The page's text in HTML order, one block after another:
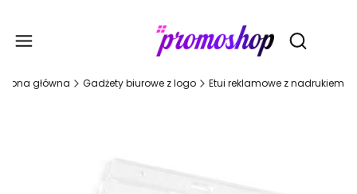
Otwórz
główna Gadżety biurowe z logo Etui reklamowe z nadrukiem